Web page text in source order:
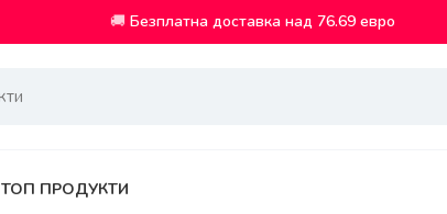
🚚 Безплатна доставка над 76.69 евро
ТОП ПРОДУКТИ